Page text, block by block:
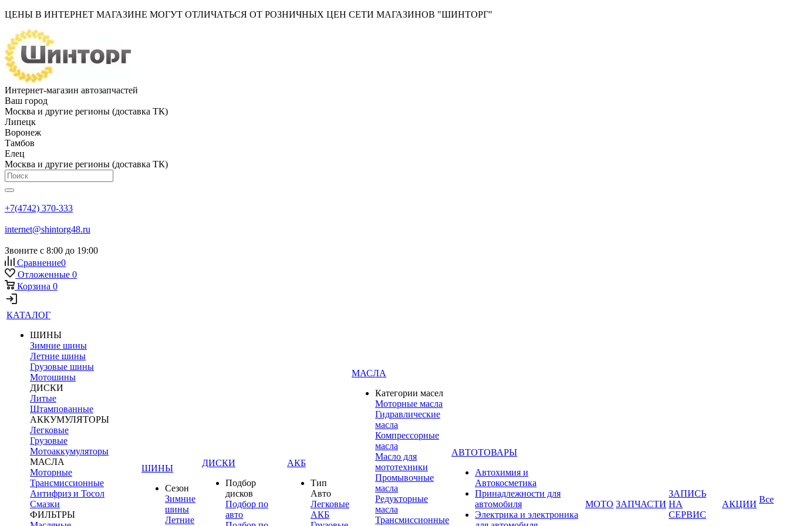
ЦЕНЫ В ИНТЕРНЕТ МАГАЗИНЕ МОГУТ ОТЛИЧАТЬСЯ ОТ РОЗНИЧНЫХ ЦЕН СЕТИ МАГАЗИНОВ "ШИНТОРГ"
Интернет-магазин автозапчастей
Ваш город
Москва и другие регионы (доставка ТК)
Липецк
Воронеж
Тамбов
Елец
Москва и другие регионы (доставка ТК)
+7(4742) 370-333
internet@shintorg48.ru
Звоните с 8:00 до 19:00
Сравнение0
Отложенные 0
Корзина 0
КАТАЛОГ
ШИНЫ
Зимние шины
Летние шины
Грузовые шины
Мотошины
ДИСКИ
Литые
Штампованные
АККУМУЛЯТОРЫ
Легковые
Грузовые
Мотоаккумуляторы
МАСЛА
Моторные
Трансмиссионные
Антифриз и Тосол
Смазки
ФИЛЬТРЫ
ШИНЫ
Сезон
Зимние
шины
Летние
ДИСКИ
Подбор
дисков
Подбор по
авто
АКБ
Тип
Авто
Легковые
АКБ
МАСЛА
Категории масел
Моторные масла
Гидравлические
масла
Компрессорные
масла
Масло для
мототехники
Промывочные
масла
Редукторные
масла
Трансмиссионные
АВТОТОВАРЫ
Автохимия и
Автокосметика
Принадлежности для
автомобиля
Электрика и электроника
МОТО ЗАПЧАСТИ
ЗАПИСЬ
НА
СЕРВИС
АКЦИИ Все